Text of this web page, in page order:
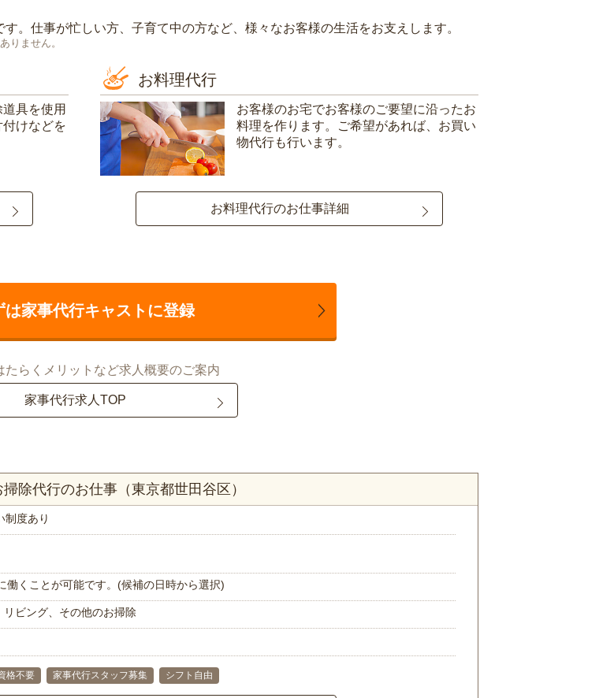
す。仕事が忙しい方、子育て中の方など、様々なお客様の生活をお支えします。
りません。
具を使用
けなどを
お料理代行
お客様のお宅でお客様のご要望に沿ったお
料理を作ります。ご希望があれば、お買い
物代行も行います。
お料理代行のお仕事詳細
は家事代行キャストに登録
たらくメリットなど求人概要のご案内
家事代行求人TOP
除代行のお仕事（東京都世田谷区）
制度あり
働くことが可能です。(候補の日時から選択)
ビング、その他のお掃除
格不要 家事代行スタッフ募集 シフト自由